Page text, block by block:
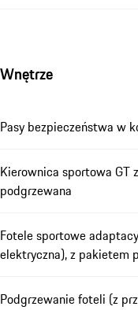
Wnętrze
Pasy bezpieczeństwa w
Kierownica sportowa GT
podgrzewana
Fotele sportowe
elektryczna), z pakietem
Podgrzewanie foteli (z